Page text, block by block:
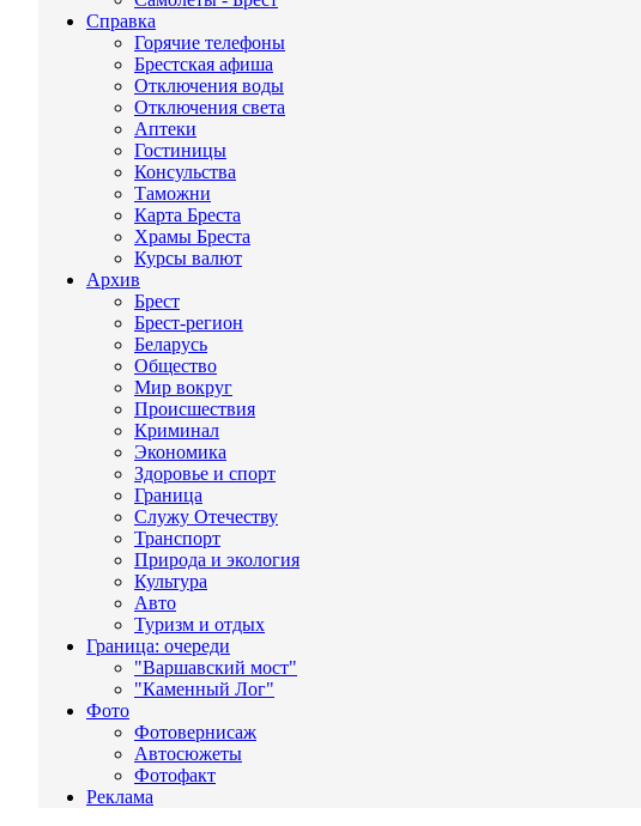
Справка
Горячие телефоны
Брестская афиша
Отключения воды
Отключения света
Аптеки
Гостиницы
Консульства
Таможни
Карта Бреста
Храмы Бреста
Курсы валют
Архив
Брест
Брест-регион
Беларусь
Общество
Мир вокруг
Происшествия
Криминал
Экономика
Здоровье и спорт
Граница
Служу Отечеству
Транспорт
Природа и экология
Культура
Авто
Туризм и отдых
Граница: очереди
"Варшавский мост"
"Каменный Лог"
Фото
Фотовернисаж
Автосюжеты
Фотофакт
Реклама